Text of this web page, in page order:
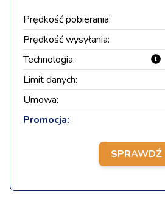
Prędkość pobierania:
Prędkość wysyłania:
Technologia:
Limit danych:
Umowa:
Promocja:
SPRAWDŹ